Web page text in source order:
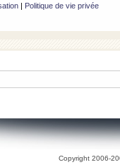
| Politique de vie privée
Copyright 2006-